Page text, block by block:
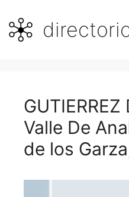
contenido
Valle De
de los